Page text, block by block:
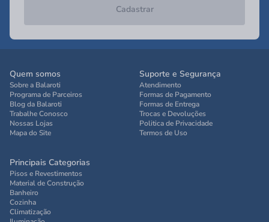
Cadastrar
Quem somos
Sobre a Balaroti
Programa de Parceiros
Blog da Balaroti
Trabalhe Conosco
Nossas Lojas
Mapa do Site
Suporte e Segurança
Atendimento
Formas de Pagamento
Formas de Entrega
Trocas e Devoluções
Politica de Privacidade
Termos de Uso
Principais Categorias
Pisos e Revestimentos
Material de Construção
Banheiro
Cozinha
Climatização